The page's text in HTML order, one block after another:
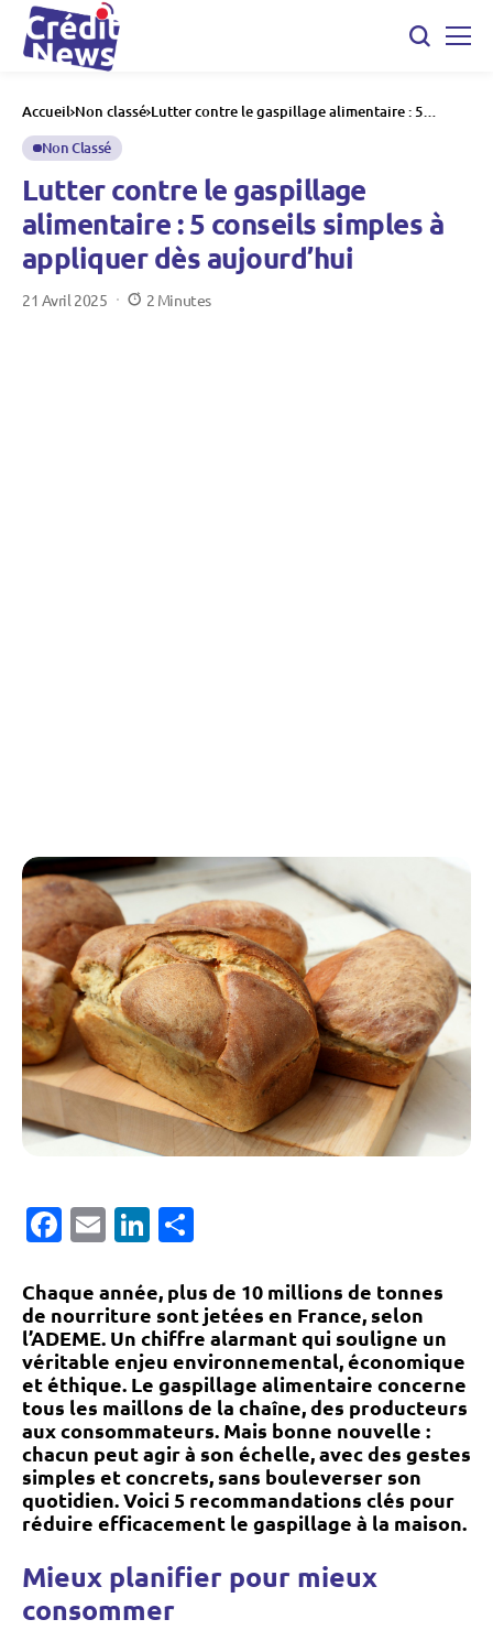
Accueil Non classé Lutter contre le gaspillage alimentaire : 5
conseils simples à appliquer dès aujourd’hui
Non Classé
Lutter contre le gaspillage
alimentaire : 5 conseils simples à
appliquer dès aujourd’hui
21 Avril 2025 2 Minutes
Facebook
EmailLinkedIn
Chaque année, plus de 10 millions de tonnes
de nourriture sont jetées en France, selon
l’ADEME. Un chiffre alarmant qui souligne un
véritable enjeu environnemental, économique
et éthique. Le gaspillage alimentaire concerne
tous les maillons de la chaîne, des producteurs
aux consommateurs. Mais bonne nouvelle :
chacun peut agir à son échelle, avec des gestes
simples et concrets, sans bouleverser son
quotidien. Voici5 recommandations clés pour
réduire efficacement le gaspillage à la maison.
Mieux planifier pour mieux
consommer